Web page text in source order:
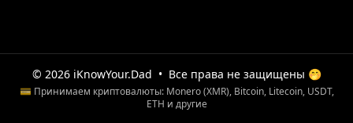
© 2026 iKnowYour.Dad • Все права не защищены 🤭
💳 Принимаем криптовалюты: Monero (XMR), Bitcoin, Litecoin, USDT,
ETH и другие